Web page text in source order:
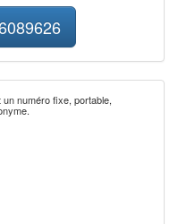
numéro fixe, portable,